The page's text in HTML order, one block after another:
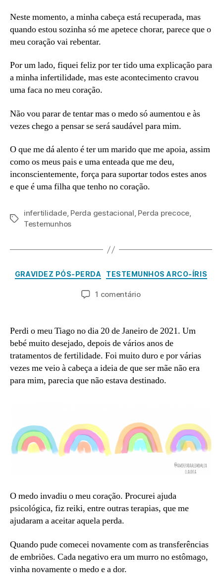
Neste momento, a minha cabeça está recuperada, mas
quando estou sozinha só me apetece chorar, parece que o
meu coração vai rebentar.
Por um lado, fiquei feliz por ter tido uma explicação para
a minha infertilidade, mas este acontecimento cravou
uma faca no meu coração.
Não vou parar de tentar mas o medo só aumentou e às
vezes chego a pensar se será saudável para mim.
O que me dá alento é ter um marido que me apoia, assim
como os meus pais e uma enteada que me deu,
inconscientemente, força para suportar todos estes anos
e que é uma filha que tenho no coração.
Etiquetas
infertilidade, Perda gestacional, Perda precoce,
Testemunhos
Categorias
GRAVIDEZ PÓS-PERDA TESTEMUNHOS ARCO-ÍRIS
Autor
do
r
a
d
Data
do
D
e
b
o
0
2
2
1 comentárioem
Perdi o meu Tiago no dia 20 de Janeiro de 2021. Um
bebé muito desejado, depois de vários anos de
tratamentos de fertilidade. Foi muito duro e por várias
vezes me veio à cabeça a ideia de que ser mãe não era
para mim, parecia que não estava destinado.
O medo invadiu o meu coração. Procurei ajuda
psicológica, fiz reiki, entre outras terapias, que me
ajudaram a aceitar aquela perda.
Quando pude comecei novamente com as transferências
de embriões. Cada negativo era um murro no estômago,
vinha novamente o medo e a dor.